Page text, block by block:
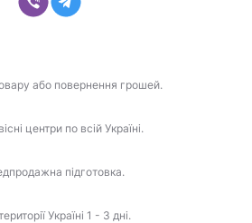
або повернення грошей.
центри по всій Україні.
підготовка.
Україні 1 - 3 дні.